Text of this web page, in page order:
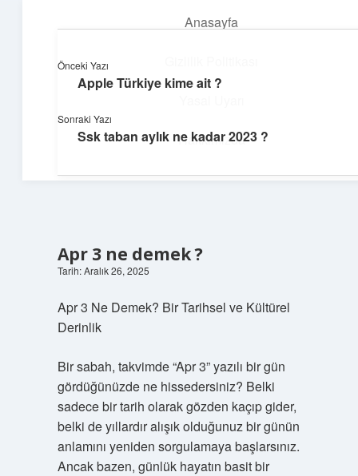
Anasayfa
Hakkımızda
Dijital Dünya Günlüğü
Apr 3 ne demek ?
Tarih: Aralık 26, 2025
Apr 3 Ne Demek? Bir Tarihsel ve Kültürel
Derinlik
Bir sabah, takvimde “Apr 3” yazılı bir gün
gördüğünüzde ne hissedersiniz? Belki
sadece bir tarih olarak gözden kaçıp gider,
belki de yıllardır alışık olduğunuz bir günün
anlamını yeniden sorgulamaya başlarsınız.
Ancak bazen, günlük hayatın basit bir
Önceki Yazı
Apple Türkiye kime ait ?
Sonraki Yazı
Ssk taban aylık ne kadar 2023 ?